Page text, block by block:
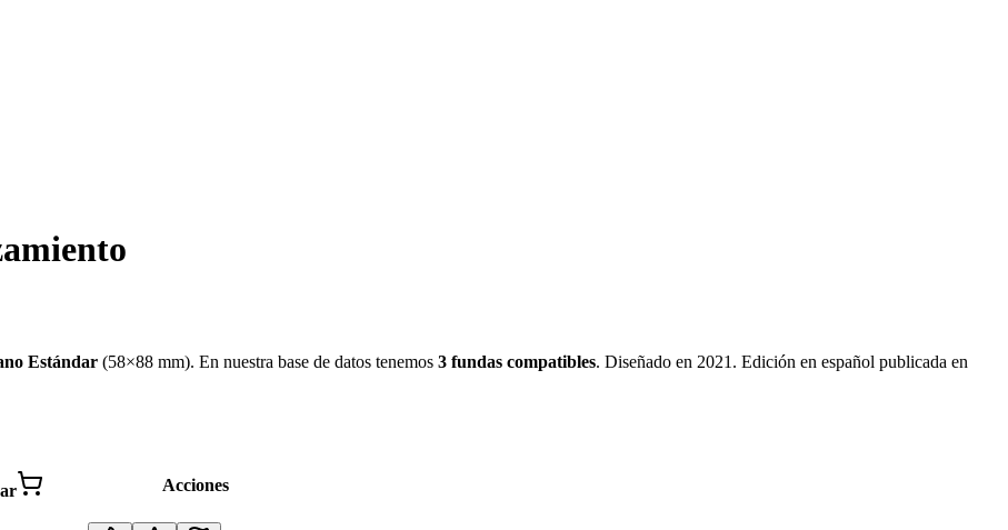
Estándar (58×88 mm). En nuestra base de datos tenemos 3 fundas compatibles. Diseñado en 2021. Edición en español publicada en
Acciones